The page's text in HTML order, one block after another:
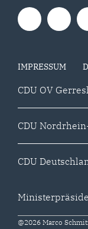
IMPRESSUM
CDU OV
CDU
CDU
@2026 Marco